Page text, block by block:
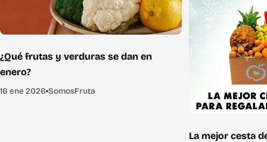
¿Qué frutas y verduras se dan en
enero?
16 ene 2026 SomosFruta
La mejor cesta